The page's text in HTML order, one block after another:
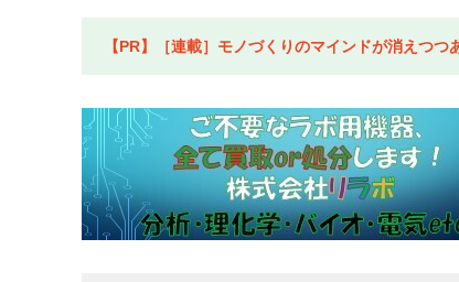
【PR】［連載］モノづくりのマインドが消えつ